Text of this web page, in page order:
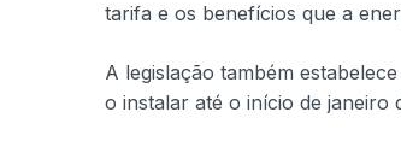
tarifa e os benefícios que a
A legislação também
o instalar até o início de janeiro